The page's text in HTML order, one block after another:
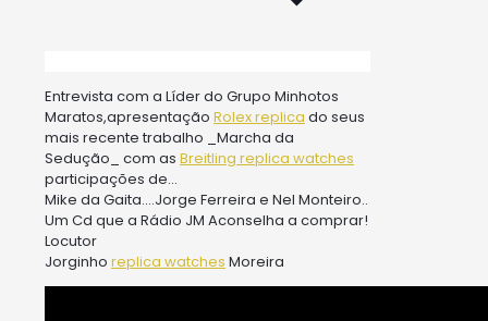
Entrevista com a Líder do Grupo Minhotos
Maratos,apresentação Rolex replica do seus
mais recente trabalho _Marcha da
Sedução_ com as Breitling replica watches
participações de…
Mike da Gaita….Jorge Ferreira e Nel Monteiro..
Um Cd que a Rádio JM Aconselha a comprar!
Locutor
Jorginho replica watches Moreira